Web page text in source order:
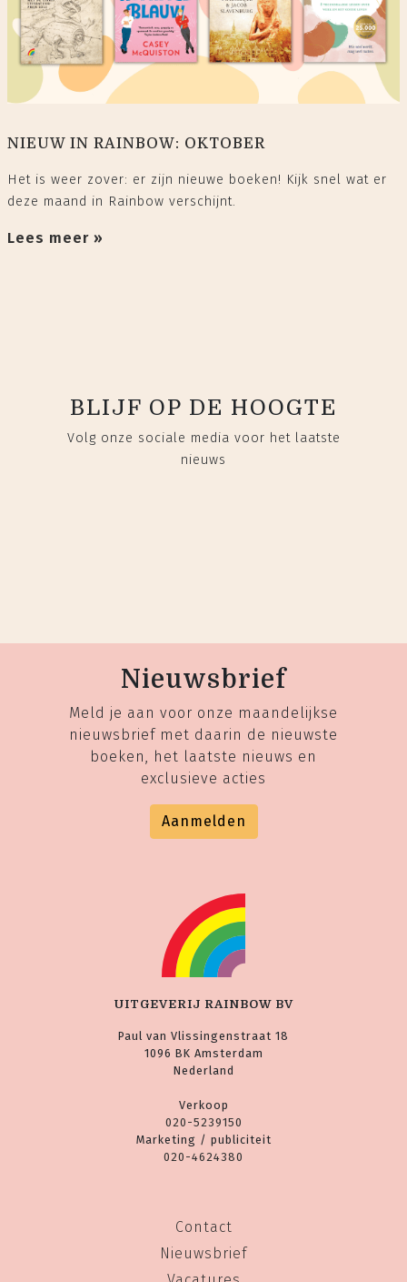
NIEUW IN RAINBOW: OKTOBER
Het is weer zover: er zijn nieuwe boeken! Kijk snel wat er
deze maand in Rainbow verschijnt.
Lees meer »
BLIJF OP DE HOOGTE
Volg onze sociale media voor het laatste
nieuws
Nieuwsbrief
Meld je aan voor onze maandelijkse
nieuwsbrief met daarin de nieuwste
boeken, het laatste nieuws en
exclusieve acties
Aanmelden
UITGEVERIJ RAINBOW BV
Paul van Vlissingenstraat 18
1096 BK Amsterdam
Nederland
Verkoop
020-5239150
Marketing / publiciteit
020-4624380
Contact
Nieuwsbrief